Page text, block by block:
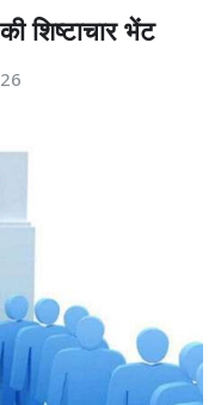
शिष्टाचार भेंट